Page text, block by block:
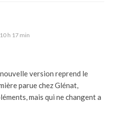
h 17 min
version reprend le
parue chez Glénat,
mais qui ne changent a